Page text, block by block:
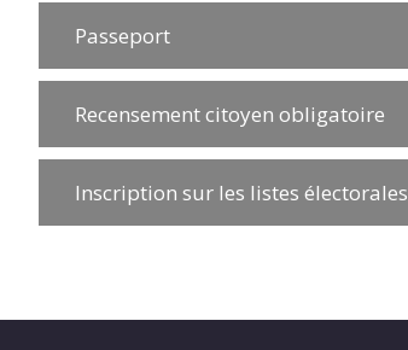
Passeport
Recensement citoyen obligatoire
Inscription sur les listes électorales